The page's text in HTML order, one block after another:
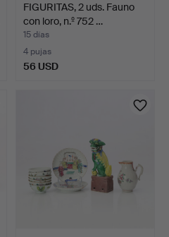
FIGURITAS, 2 uds. Fauno
con loro, n.º 752 …
15 días
4 pujas
56 USD